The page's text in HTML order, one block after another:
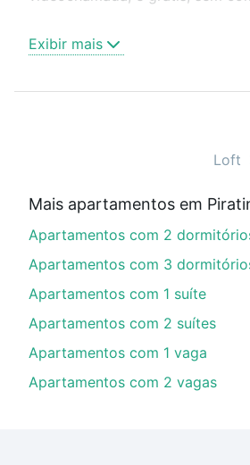
ou sem vaga de garagem para
Apartamentos à venda em
Qual o preço de
imobiliário as parcelas podem
custa comprar um apartamento
Exibir mais
Loft
Mais apartamentos em
Apartamentos com 2
Apartamentos com 3
Apartamentos com 1 suíte
Apartamentos com 2 suítes
Apartamentos com 1 vaga
Apartamentos com 2 vagas